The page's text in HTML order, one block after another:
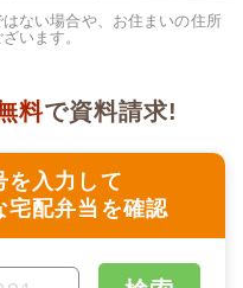
ない場合や、お住まいの住所
います。
を入力して
宅配弁当を確認
料で資料請求!